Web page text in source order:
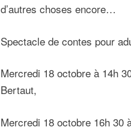
d’autres choses encore…
Spectacle de contes pour
Mercredi 18 octobre à 14h
Bertaut,
Mercredi 18 octobre 16h 30